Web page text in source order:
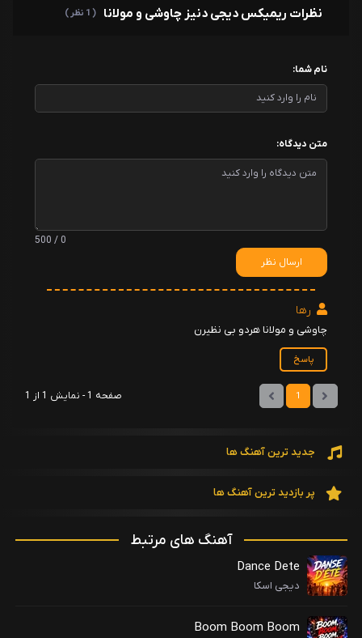
نظرات ریمیکس دیجی دنیز چاوشی و مولانا ( 1 نظر )
نام شما:
متن دیدگاه:
0 / 500
ارسال نظر
رها
چاوشی و مولانا هردو بی نظیرن
پاسخ
1 صفحه 1 - نمایش 1 از 1
جدید ترین آهنگ ها
پر بازدید ترین آهنگ ها
آهنگ های مرتبط
Dance Dete
دیجی اسکا
Boom Boom Boom